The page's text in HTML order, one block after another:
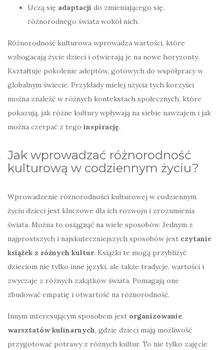
Uczą się adaptacji do zmieniającego się,
różnorodnego świata wokół nich.
Różnorodność kulturowa wprowadza wartości, które
wzbogacają życie dzieci i otwierają je na nowe horyzonty.
Kształtuje pokolenie adeptów, gotowych do współpracy w
globalnym świecie. Przykłady mielej użycia tych korzyści
można znaleźć w różnych kontekstach społecznych, które
pokazują, jak różne kultury wpływają na siebie nawzajem i jak
można czerpać z tego inspirację.
Jak wprowadzać różnorodność
kulturową w codziennym życiu?
Wprowadzenie różnorodności kulturowej w codziennym
życiu dzieci jest kluczowe dla ich rozwoju i zrozumienia
świata. Można to osiągnąć na wiele sposobów. Jednym z
najprostszych i najskuteczniejszych sposobów jest czytanie
książek z różnych kultur. Książki te mogą przybliżyć
dzieciom nie tylko inne języki, ale także tradycje, wartości i
zwyczaje z różnych zakątków świata. Pomagają one
zbudować empatię i otwartość na różnorodność.
Innym interesującym sposobem jest organizowanie
warsztatów kulinarnych, gdzie dzieci mają możliwość
przygotować potrawy z różnych kultur. To nie tylko zajęcie